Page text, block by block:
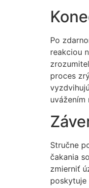
Po
reakciou
proces
Stručne
čakania
zmierniť
poskytuje